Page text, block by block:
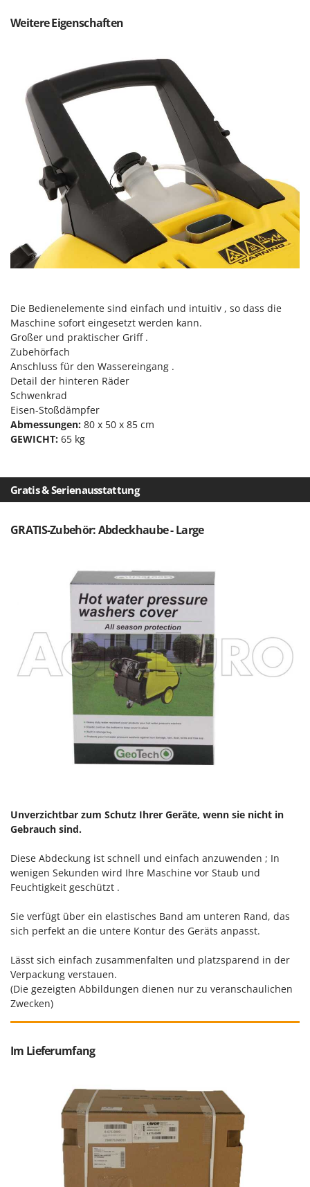
N
New O.M.R.A.
Novatec
Novital
NuAir
NuovaFac
Officine Savioli
Oliviero
OMA
Omas
Ooni
Oriental Koshin
Outdoorchef
P
Palazzetti
Palumbo Pavi
Partisani
Pramac
Redback
Resto Italia
Ribimex
Ripartrak
River Systems
Robomow
Rossofuoco
Ryobi
S
S.T.P.
Santos
Schnitzer
Shark
Shindaiwa
Silky
Sirman
Smartwood
Smeg
Snapper
Solidur
Spice Electronics
Weitere Eigenschaften
Die Bedienelemente sind einfach und intuitiv , so dass die
Maschine sofort eingesetzt werden kann.
Großer und praktischer Griff .
Zubehörfach
Anschluss für den Wassereingang .
Detail der hinteren Räder
Schwenkrad
Eisen-Stoßdämpfer
Abmessungen: 80 x 50 x 85 cm
GEWICHT: 65 kg
Gratis & Serienausstattung
GRATIS-Zubehör: Abdeckhaube - Large
Unverzichtbar zum Schutz Ihrer Geräte, wenn sie nicht in
Gebrauch sind.
Diese Abdeckung ist schnell und einfach anzuwenden ; In
wenigen Sekunden wird Ihre Maschine vor Staub und
Feuchtigkeit geschützt .
Sie verfügt über ein elastisches Band am unteren Rand, das
sich perfekt an die untere Kontur des Geräts anpasst.
Lässt sich einfach zusammenfalten und platzsparend in der
Verpackung verstauen.
(Die gezeigten Abbildungen dienen nur zu veranschaulichen
Zwecken)
Im Lieferumfang